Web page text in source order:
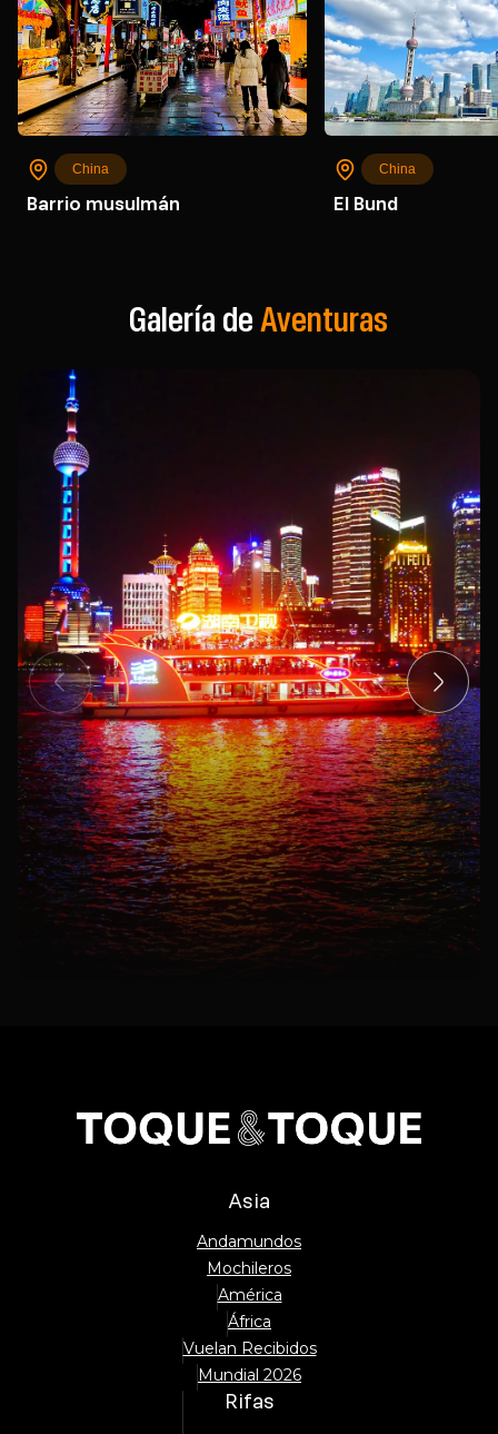
China
Barrio musulmán
China
El Bund
Galería deAventuras
Asia
Andamundos
Mochileros
América
África
Vuelan Recibidos
Mundial 2026
Rifas